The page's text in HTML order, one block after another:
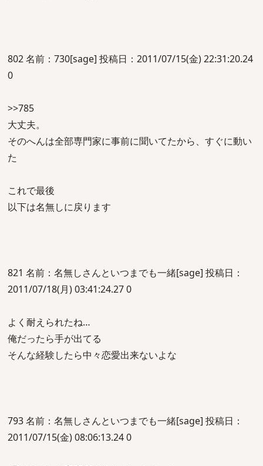
802 名前：730[sage] 投稿日：2011/07/15(金) 22:31:20.24
0
>>785
大丈夫。
そのへんは全部専門家に事前に聞いてたから、すぐに動い
た
これで最後
以下は名無しに戻ります
821 名前：名無しさんといつまでも一緒[sage] 投稿日：
2011/07/18(月) 03:41:24.27 0
よく耐えられたね…
俺だったら手が出てる
そんな経験したら中々恋愛出来ないよな
793 名前：名無しさんといつまでも一緒[sage] 投稿日：
2011/07/15(金) 08:06:13.24 0